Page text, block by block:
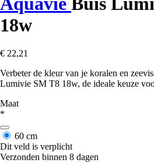
18w
€ 22,21
Verbeter de kleur van je koralen en
Lumivie SM T8 18w, de ideale keuze
Maat
*
60 cm
Dit veld is verplicht
Verzonden binnen 8 dagen